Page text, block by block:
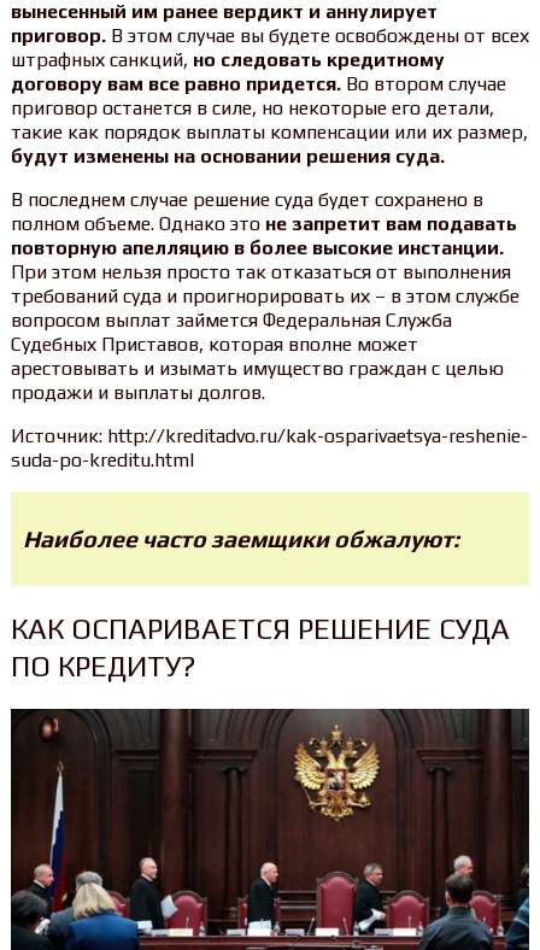
вынесенный им ранее вердикт и аннулирует
приговор.В этом случае вы будете освобождены от всех
штрафных санкций, но следовать кредитному
договору вам все равно придется.Во втором случае
приговор останется в силе, но некоторые его детали,
такие как порядок выплаты компенсации или их размер,
будут изменены на основании решения суда.
В последнем случае решение суда будет сохранено в
полном объеме. Однако это не запретит вам подавать
повторную апелляцию в более высокие инстанции.
При этом нельзя просто так отказаться от выполнения
требований суда и проигнорировать их – в этом службе
вопросом выплат займется Федеральная Служба
Судебных Приставов, которая вполне может
арестовывать и изымать имущество граждан с целью
продажи и выплаты долгов.
Источник: http://kreditadvo.ru/kak-osparivaetsya-reshenie-
suda-po-kreditu.html
Наиболее часто заемщики обжалуют:
КАК ОСПАРИВАЕТСЯ РЕШЕНИЕ СУДА
ПО КРЕДИТУ?